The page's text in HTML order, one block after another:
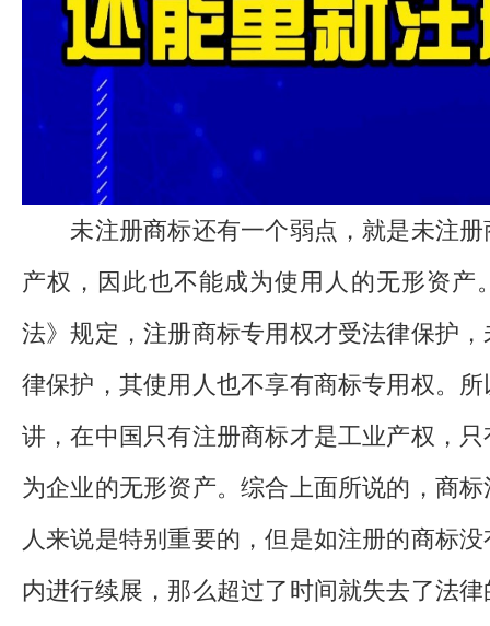
未注册商标还有一个弱点，就是未注册
产权，因此也不能成为使用人的无形资产
法》规定，注册商标专用权才受法律保护
律保护，其使用人也不享有商标专用权。
讲，在中国只有注册商标才是工业产权，
为企业的无形资产。综合上面所说的，商
人来说是特别重要的，但是如注册的商标
内进行续展，那么超过了时间就失去了法